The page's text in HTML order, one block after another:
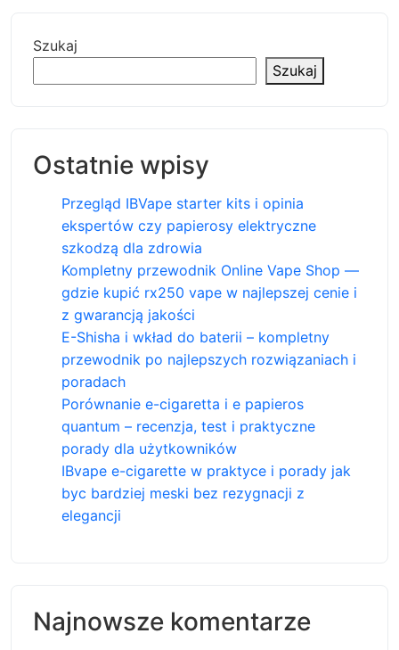
Szukaj
Szukaj
Ostatnie wpisy
Przegląd IBVape starter kits i opinia
ekspertów czy papierosy elektryczne
szkodzą dla zdrowia
Kompletny przewodnik Online Vape Shop —
gdzie kupić rx250 vape w najlepszej cenie i
z gwarancją jakości
E-Shisha i wkład do baterii – kompletny
przewodnik po najlepszych rozwiązaniach i
poradach
Porównanie e-cigaretta i e papieros
quantum – recenzja, test i praktyczne
porady dla użytkowników
IBvape e-cigarette w praktyce i porady jak
byc bardziej meski bez rezygnacji z
elegancji
Najnowsze komentarze